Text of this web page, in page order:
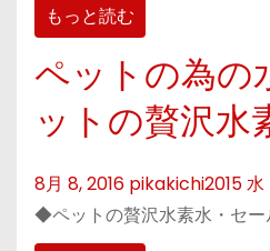
もっと読む
ペットの為の
ットの贅沢水
8月 8, 2016 pikakichi2015水
◆ペットの贅沢水素水・セ